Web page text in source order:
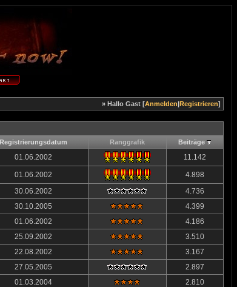
» Hallo Gast [Anmelden|Registrieren]
Registrierungsdatum Ranggrafik Beiträge
01.06.2002 11.142
01.06.2002
4.898
30.06.2002
4.736
30.10.2005
4.399
01.06.2002
4.186
25.09.2002
3.510
22.08.2002
3.167
27.05.2005
2.897
01.03.2004
2.810